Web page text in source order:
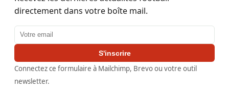
directement dans votre boîte mail.
Adresse email
S'inscrire
Connectez ce formulaire à Mailchimp, Brevo ou votre outil
newsletter.